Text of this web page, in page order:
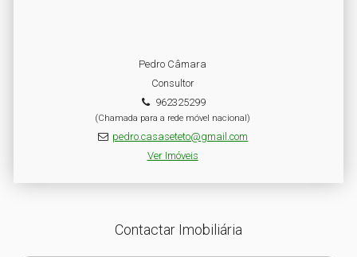
Pedro Câmara
Consultor
962325299
(Chamada para a rede móvel nacional)
pedro.casaseteto@gmail.com
Ver Imóveis
Contactar Imobiliária